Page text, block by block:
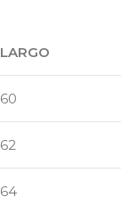
LARGO
60
62
64